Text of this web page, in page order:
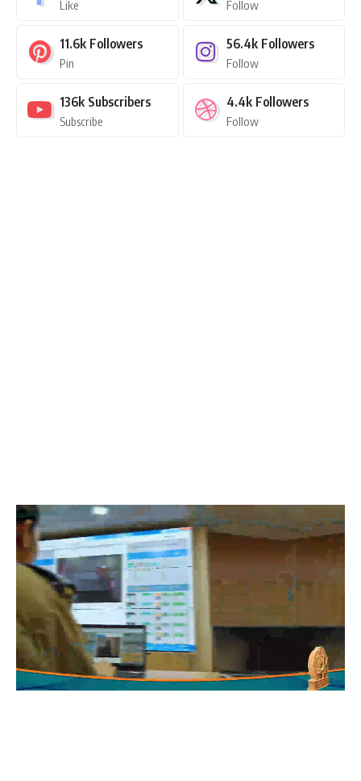
Like Follow
11.6k Followers
Pin
56.4k Followers
Follow
136k Subscribers
Subscribe
4.4k Followers
Follow